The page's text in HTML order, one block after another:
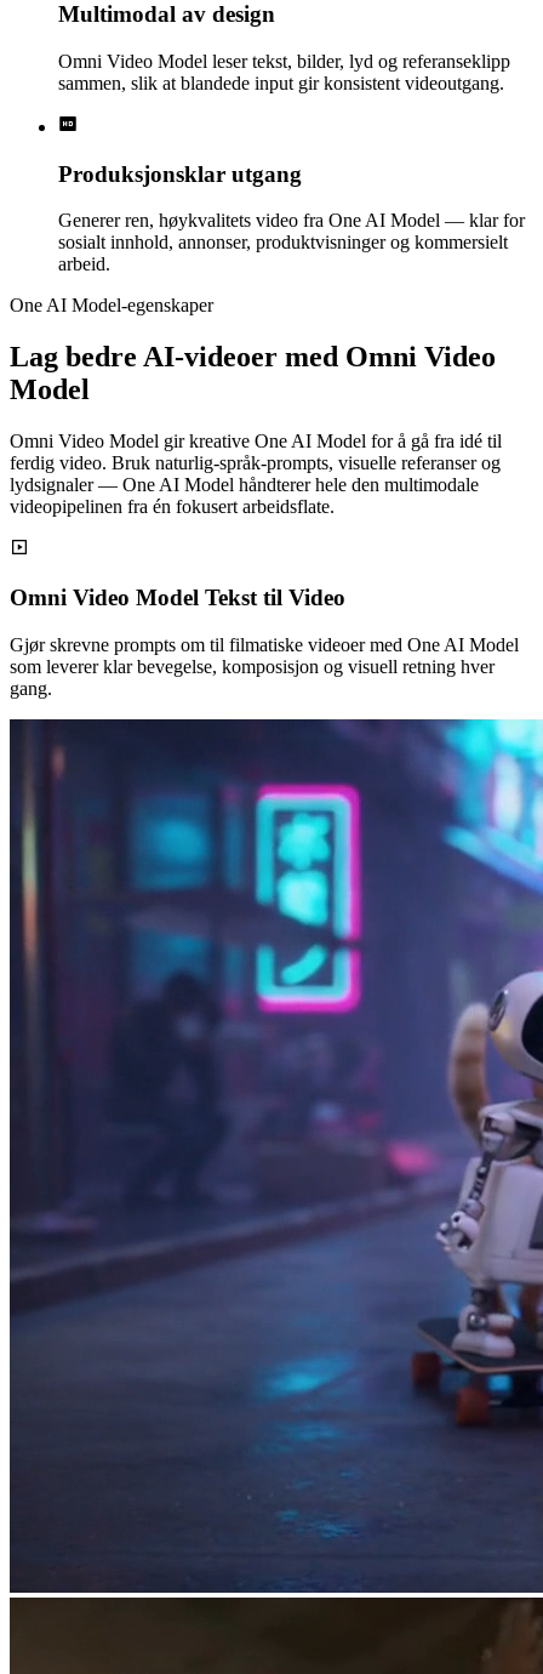
Multimodal av design
Omni Video Model leser tekst, bilder, lyd og referanseklipp
sammen, slik at blandede input gir konsistent videoutgang.
Produksjonsklar utgang
Generer ren, høykvalitets video fra One AI Model — klar for
sosialt innhold, annonser, produktvisninger og kommersielt
arbeid.
One AI Model-egenskaper
Lag bedre AI-videoer med Omni Video
Model
Omni Video Model gir kreative One AI Model for å gå fra idé til
ferdig video. Bruk naturlig-språk-prompts, visuelle referanser og
lydsignaler — One AI Model håndterer hele den multimodale
videopipelinen fra én fokusert arbeidsflate.
Omni Video Model Tekst til Video
Gjør skrevne prompts om til filmatiske videoer med One AI Model
som leverer klar bevegelse, komposisjon og visuell retning hver
gang.